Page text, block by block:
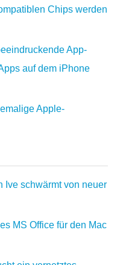
Chips werden
App-
auf dem iPhone
Apple-
Ive schwärmt von neuer
MS Office für den Mac